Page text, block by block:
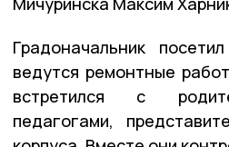
Градоначальник
ведутся ремонтные
встретился с
педагогами,